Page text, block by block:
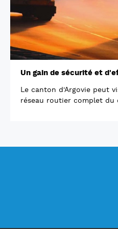
Un gain de sécurité et
Le canton d'Argovie peut
réseau routier complet du